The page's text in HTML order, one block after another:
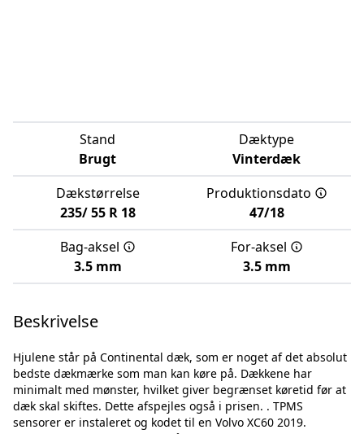
Stand
Brugt
Dæktype
Vinterdæk
Dækstørrelse
235/ 55 R 18
Produktionsdato
47/18
Bag-aksel
3.5 mm
For-aksel
3.5 mm
Beskrivelse
Hjulene står på Continental dæk, som er noget af det absolut
bedste dækmærke som man kan køre på. Dækkene har
minimalt med mønster, hvilket giver begrænset køretid før at
dæk skal skiftes. Dette afspejles også i prisen. . TPMS
sensorer er instaleret og kodet til en Volvo XC60 2019.